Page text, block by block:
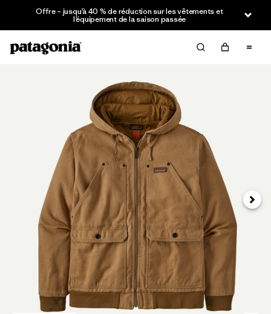
Offre – jusqu’à 40 % de réduction sur les vêtements et
l’équipement de la saison passée